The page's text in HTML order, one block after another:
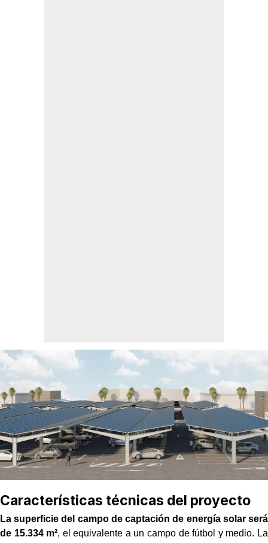
Características técnicas del proyecto
La superficie del campo de captación de energía solar será
de 15.334 m², el equivalente a un campo de fútbol y medio. La